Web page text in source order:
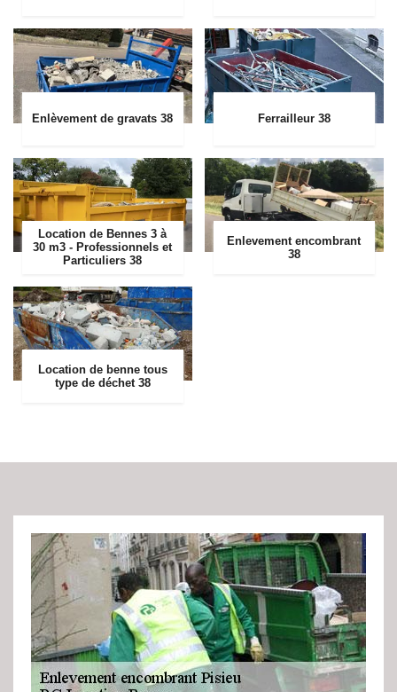
Enlèvement de gravats 38 Ferrailleur 38
Location de Bennes 3 à
30 m3 - Professionnels et
Particuliers 38
Enlevement encombrant
38
Location de benne tous
type de déchet 38